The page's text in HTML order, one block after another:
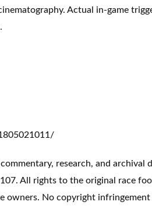
Actual in-game
research, and archival
All rights to the original race
owners. No copyright infringement